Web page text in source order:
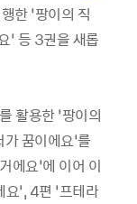
한 ‘팡이의 직
’ 등 3권을 새롭
활용한 ‘팡이의
꿈이에요’를
에요’에 이어 이
’, 4편 ‘프테라